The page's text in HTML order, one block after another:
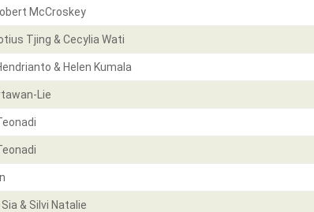
McCroskey
Tjing & Cecylia Wati
& Helen Kumala
Lie
& Silvi Natalie